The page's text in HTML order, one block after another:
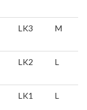
LK3 M
LK2 L
LK1 L